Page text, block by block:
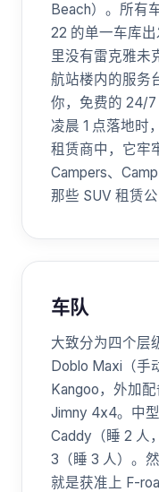
Beach）。所有
22 的单一车库
里没有雷克雅未
航站楼内的服务
你，免费的 24/
凌晨 1 点落地时
租赁商中，它牢
Campers、
那些 SUV 租赁公
车队
大致分为四个层
Doblo Maxi（手
Kangoo，外加
Jimny 4x4。中
Caddy（睡 2 人
3（睡 3 人）。
就是获准上 F-